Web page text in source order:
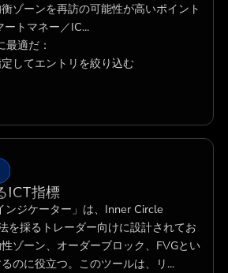
ゾーンを再訪の可能性が高いポイント
トマネー／IC...
適だ：
してエントリを絞り込む
ICT指標
ンジケーター」は、Inner Circle
を採るトレーダー向けに設計されてお
ゾーン、オーダーブロック、FVGとい
のに役立つ。このツールは、リ...